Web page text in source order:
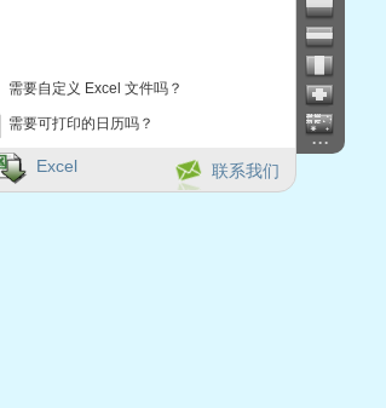
需要自定义 Excel 文件吗？
需要可打印的日历吗？ ...
联系我们
Excel